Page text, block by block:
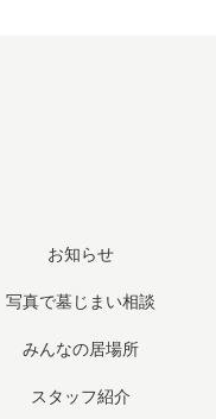
お知らせ
写真で墓じまい相談
みんなの居場所
スタッフ紹介